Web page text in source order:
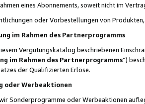
eines Abonnements, soweit nicht im
oder Vorbestellungen von
im Rahmen des Partnerprogramms
Vergütungskatalog beschriebenen
im Rahmen des Partnerprogramms“)
der Qualifizierten Erlöse.
oder Werbeaktionen
Sonderprogramme oder Werbeaktionen